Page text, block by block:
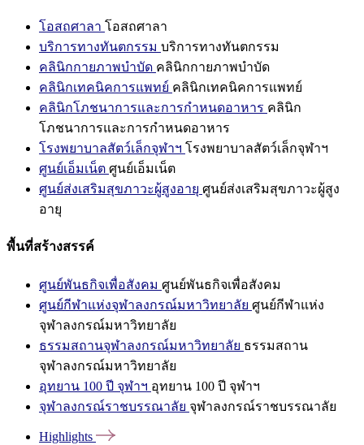
โอสถศาลา โอสถศาลา
บริการทางทันตกรรม บริการทางทันตกรรม
คลินิกกายภาพบำบัด คลินิกกายภาพบำบัด
คลินิกเทคนิคการแพทย์ คลินิกเทคนิคการแพทย์
คลินิกโภชนาการและการกำหนดอาหาร คลินิก
โภชนาการและการกำหนดอาหาร
โรงพยาบาลสัตว์เล็กจุฬาฯ โรงพยาบาลสัตว์เล็กจุฬาฯ
ศูนย์เอ็มเน็ต ศูนย์เอ็มเน็ต
ศูนย์ส่งเสริมสุขภาวะผู้สูงอายุ ศูนย์ส่งเสริมสุขภาวะผู้สูง
อายุ
พื้นที่สร้างสรรค์
ศูนย์พันธกิจเพื่อสังคม ศูนย์พันธกิจเพื่อสังคม
ศูนย์กีฬาแห่งจุฬาลงกรณ์มหาวิทยาลัย ศูนย์กีฬาแห่ง
จุฬาลงกรณ์มหาวิทยาลัย
ธรรมสถานจุฬาลงกรณ์มหาวิทยาลัย ธรรมสถาน
จุฬาลงกรณ์มหาวิทยาลัย
อุทยาน 100 ปี จุฬาฯ อุทยาน 100 ปี จุฬาฯ
จุฬาลงกรณ์ราชบรรณาลัย จุฬาลงกรณ์ราชบรรณาลัย
Highlights